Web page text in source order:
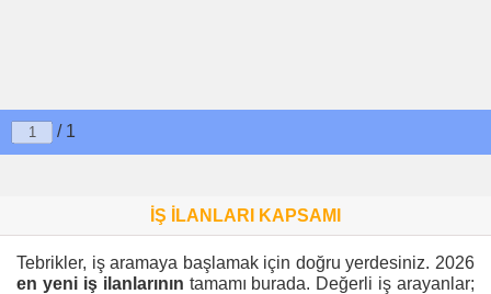
/ 1
İŞ İLANLARI KAPSAMI
Tebrikler, iş aramaya başlamak için doğru yerdesiniz. 2026
en yeni iş ilanlarının tamamı burada. Değerli iş arayanlar;